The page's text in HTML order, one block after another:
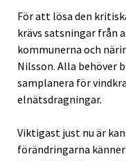
För att lösa den
krävs satsningar från
kommunerna och
Nilsson. Alla behöver
samplanera för
elnätsdragningar.
Viktigast just nu är
förändringarna